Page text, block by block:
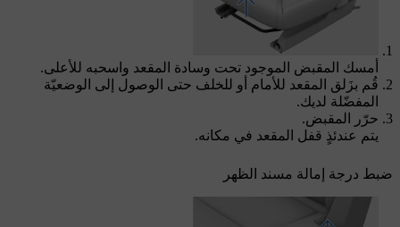
أمسك المقبض الموجود تحت وسادة المقعد واسحبه للأعلى.
قُم بزَلق المقعد للأمام أو للخلف حتى الوصول إلى الوضعيّة
المفضّلة لديك.
حرّر المقبض.
يتم عندئذٍ قفل المقعد في مكانه.
ضبط درجة إمالة مسند الظهر